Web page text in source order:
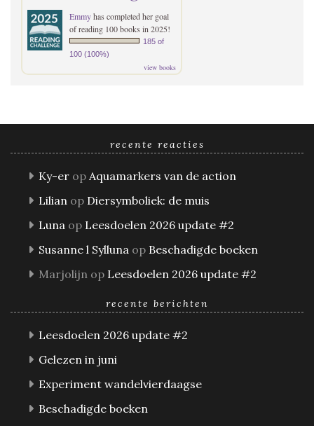
Emmyhas completed her goal
of reading 100 books in 2025!
185 of
100 (100%)
view books
recente reacties
Ky-er op Aquamarkers van de action
Lilian op Diersymboliek: de muis
Luna op Leesdoelen 2026 update #2
Susanne l Sylluna op Beschadigde boeken
Marjolijn op Leesdoelen 2026 update #2
recente berichten
Leesdoelen 2026 update #2
Gelezen in juni
Experiment wandelvierdaagse
Beschadigde boeken